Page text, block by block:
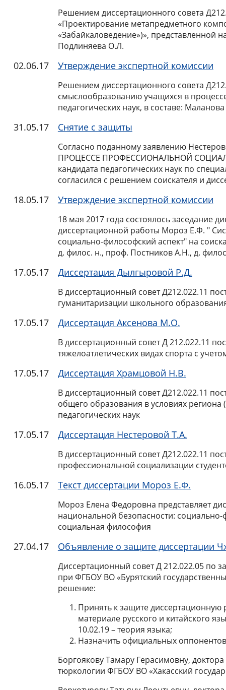
Решением диссертационного совета
«Проектирование метапредметного
«Забайкаловедение»)», представленной
Подлиняева О.Л.
02.06.17 Утверждение экспертной комиссии
Решением диссертационного совета
смыслообразованию учащихся в
педагогических наук, в составе:
31.05.17 Снятие с защиты
Согласно поданному заявлению
ПРОЦЕССЕ ПРОФЕССИОНАЛЬНОЙ
кандидата педагогических наук по
согласился с решением соискателя и
18.05.17 Утверждение экспертной комиссии
18 мая 2017 года состоялось заседание
диссертационной работы Мороз Е.Ф. "
социально-философский аспект" на
д. филос. н., проф. Постников А.Н., д.
17.05.17 Диссертация Дылгыровой Р.Д.
В диссертационный совет Д212.022.11
гуманитаризации школьного
17.05.17 Диссертация Аксенова М.О.
В диссертационный совет Д 212.022.11
тяжелоатлетических видах спорта с
17.05.17 Диссертация Храмцовой Н.В.
В диссертационный совет Д212.022.11
общего образования в условиях региона
педагогических наук
17.05.17 Диссертация Нестеровой Т.А.
В диссертационный совет Д212.022.11
профессиональной социализации
16.05.17 Текст диссертации Мороз Е.Ф.
Мороз Елена Федоровна представляет
национальной безопасности: социально-
социальная философия
27.04.17 Объявление о защите диссертации
Диссертационный совет Д 212.022.05 по
при ФГБОУ ВО «Бурятский
решение:
Принять к защите диссертационную
материале русского и китайского
10.02.19 – теория языка;
Назначить официальных
Боргоякову Тамару Герасимовну,
тюркологии ФГБОУ ВО «Хакасский